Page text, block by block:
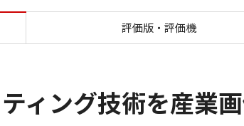
HMS
評価版・評価機
ィング技術を産業